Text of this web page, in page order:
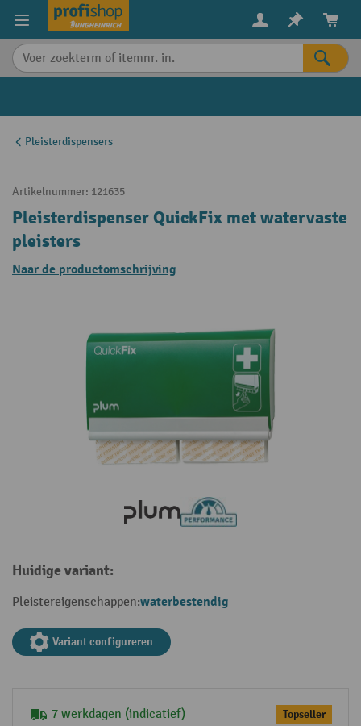
content
Pleisterdispensers
Artikelnummer: 121635
Pleisterdispenser QuickFix met watervaste
pleisters
Naar de productomschrijving
Huidige variant:
Pleistereigenschappen:waterbestendig
Variant configureren
7 werkdagen (indicatief) Topseller